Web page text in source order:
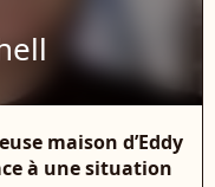
maison d’Eddy
à une situation